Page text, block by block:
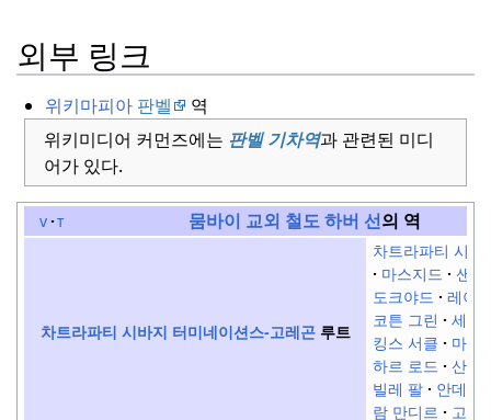
외부 링크
위키마피아 판벨
역
위키미디어 커먼즈에는 판벨 기차역과 관련된 미디
어가 있다.
v t 뭄바이 교외 철도 하버 선의 역
차트라파티 시바지 터미네이션스-고레곤 루트
차트라파티 시바
마스지드
샌드
도크야드
레이
코튼 그린
세우
킹스 서클
마힘
하르 로드
산타
빌레 팔
안데리
람 만디르
고어